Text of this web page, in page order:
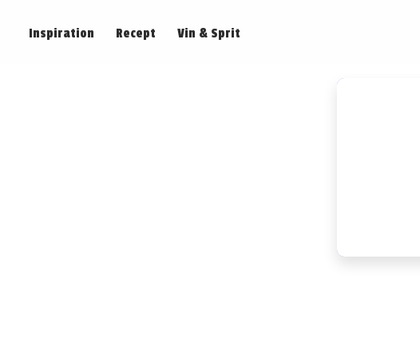
Inspiration Recept Vin & Sprit